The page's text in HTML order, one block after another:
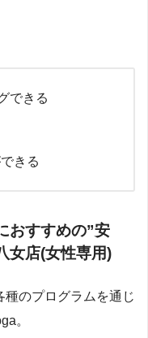
できる
きる
おすすめの”安
店(女性専用)
のプログラムを通じ
。